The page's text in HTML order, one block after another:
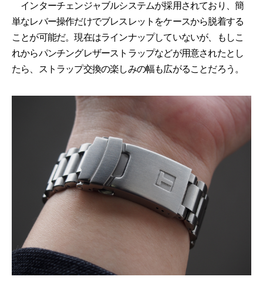
インターチェンジャブルシステムが採用されており、簡
単なレバー操作だけでブレスレットをケースから脱着する
ことが可能だ。現在はラインナップしていないが、もしこ
れからパンチングレザーストラップなどが用意されたとし
たら、ストラップ交換の楽しみの幅も広がることだろう。